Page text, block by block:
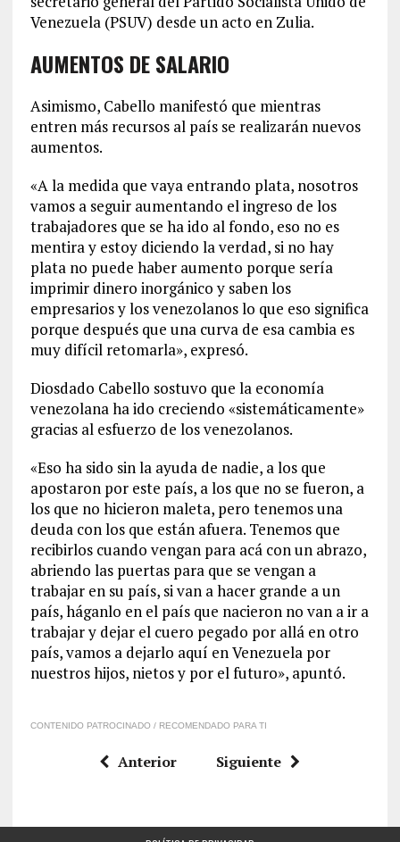
Venezuela (PSUV) desde un acto en Zulia.
AUMENTOS DE SALARIO
Asimismo, Cabello manifestó que mientras
entren más recursos al país se realizarán nuevos
aumentos.
«A la medida que vaya entrando plata, nosotros
vamos a seguir aumentando el ingreso de los
trabajadores que se ha ido al fondo, eso no es
mentira y estoy diciendo la verdad, si no hay
plata no puede haber aumento porque sería
imprimir dinero inorgánico y saben los
empresarios y los venezolanos lo que eso significa
porque después que una curva de esa cambia es
muy difícil retomarla», expresó.
Diosdado Cabello sostuvo que la economía
venezolana ha ido creciendo «sistemáticamente»
gracias al esfuerzo de los venezolanos.
«Eso ha sido sin la ayuda de nadie, a los que
apostaron por este país, a los que no se fueron, a
los que no hicieron maleta, pero tenemos una
deuda con los que están afuera. Tenemos que
recibirlos cuando vengan para acá con un abrazo,
abriendo las puertas para que se vengan a
trabajar en su país, si van a hacer grande a un
país, háganlo en el país que nacieron no van a ir a
trabajar y dejar el cuero pegado por allá en otro
país, vamos a dejarlo aquí en Venezuela por
nuestros hijos, nietos y por el futuro», apuntó.
CONTENIDO PATROCINADO / RECOMENDADO PARA TI
Anterior Siguiente